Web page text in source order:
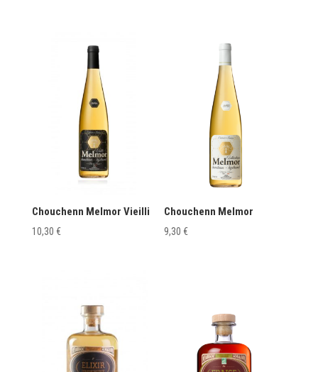
Chouchenn Melmor Vieilli
10,30 €
Chouchenn Melmor
9,30€